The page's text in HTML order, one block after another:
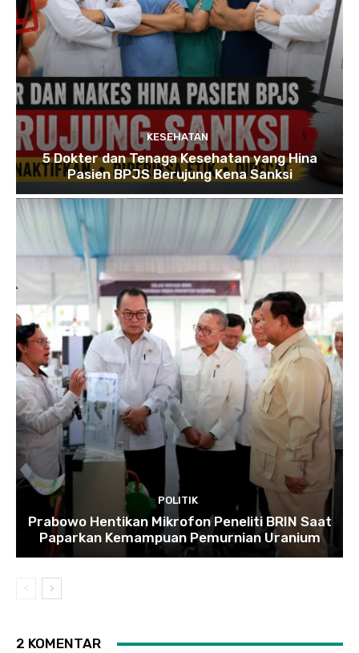
KESEHATAN
5 Dokter dan Tenaga Kesehatan yang Hina
Pasien BPJS Berujung Kena Sanksi
POLITIK
Prabowo Hentikan Mikrofon Peneliti BRIN Saat
Paparkan Kemampuan Pemurnian Uranium
2 KOMENTAR